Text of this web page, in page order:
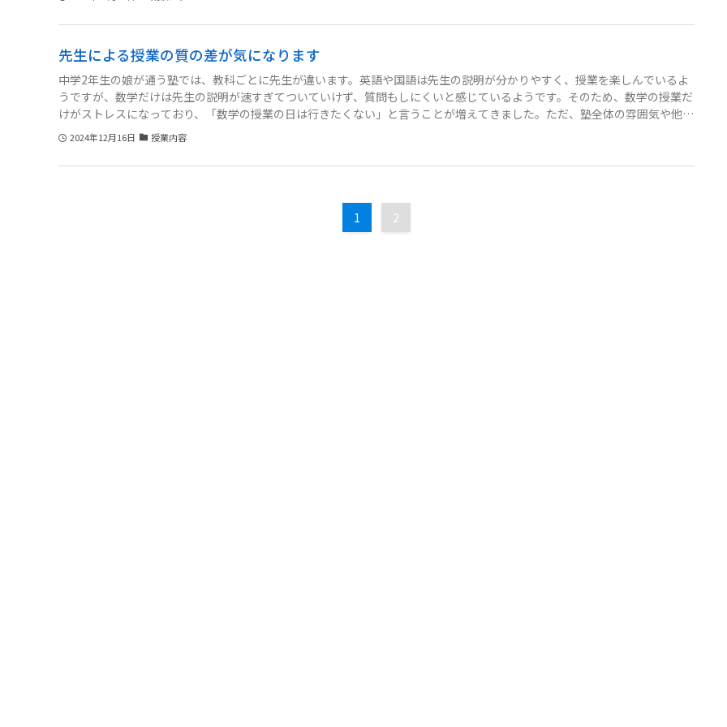
先生による授業の質の差が気になります
中学2年生の娘が通う塾では、教科ごとに先生が違います。英語や国語は先生の説明が分かりやすく、授業を楽しんでいるよ
うですが、数学だけは先生の説明が速すぎてついていけず、質問もしにくいと感じているようです。そのため、数学の授業だ
けがストレスになっており、「数学の授業の日は行きたくない」と言うことが増えてきました。ただ、塾全体の雰囲気や他の
科目の授業には満足しており、辞めることは考えていません。集団授業なので先生を変えることは難しいと思うのですが、娘
の苦手意識をどう乗り越えさせれば良いでしょうか？
2024年12月16日 授業内容
1 2